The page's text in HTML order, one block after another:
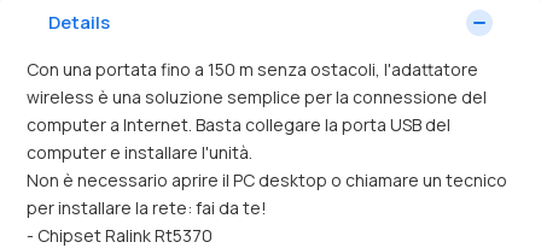
Details
Con una portata fino a 150 m senza ostacoli, l'adattatore
wireless è una soluzione semplice per la connessione del
computer a Internet. Basta collegare la porta USB del
computer e installare l'unità.
Non è necessario aprire il PC desktop o chiamare un tecnico
per installare la rete: fai da te!
- Chipset Ralink Rt5370